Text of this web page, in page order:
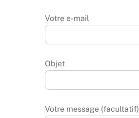
Votre e-mail
Objet
Votre message (facultatif)